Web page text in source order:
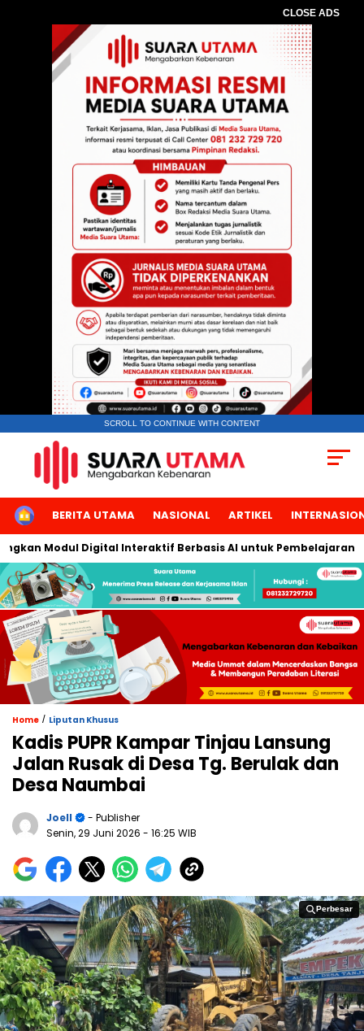
CLOSE ADS
SCROLL TO CONTINUE WITH CONTENT
HOMEBERITA UTAMA NASIONAL ARTIKEL
Modul Digital Interaktif Berbasis AI untuk Pembelajaran
Home / Liputan Khusus
Kadis PUPR Kampar Tinjau Lansung
Jalan Rusak di Desa Tg. Berulak dan
Desa Naumbai
Joell
- Publisher
Senin, 29 Juni 2026 - 16:25 WIB
Perbesar
Perbesar